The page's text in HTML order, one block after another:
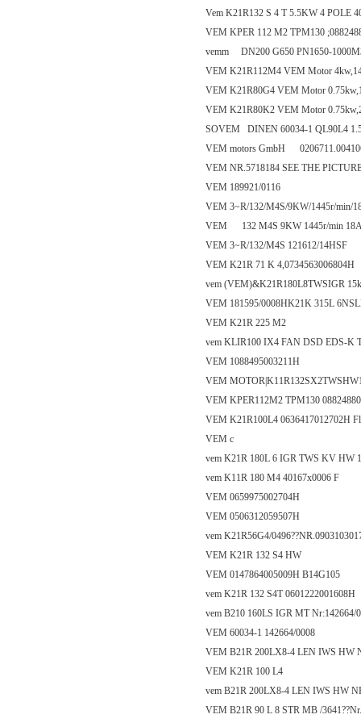
Vem K21R132 S 4 T 5.5KW 4 POLE
VEM KPER 112 M2 TPM130
vemm DN200 G650 PN1650-
VEM K21R112M4 VEM Motor
VEM K21R80G4 VEM Motor
VEM K21R80K2 VEM Motor
SOVEM DINEN 60034-1 QL90L4
VEM motors GmbH
VEM NR.5718184 SEE THE
VEM 189921/0116
VEM 3~R/132/M4S/9KW/1445r/min/
VEM 132 M4S 9KW 1445r/min 18A
VEM 3~R/132/M4S 121612/14HSF
VEM K21R 71 K 4,0734563006804H
vem (VEM)&K21R180L8TWSIGR
VEM 181595/0008HK21K 315L
VEM K21R 225 M2
vem KLIR100 IX4 FAN DSD EDS-K
VEM 1088495003211H
VEM
VEM KPER112M2 TPM130
VEM K21R100L4 0636417012702H
VEM c
vem K21R 180L 6 IGR TWS KV HW
vem K11R 180 M4 40167x0006 F
VEM 0659975002704H
VEM 0506312059507H
vem K21R56G4/
VEM K21R 132 S4 HW
VEM 0147864005009H B14G105
vem K21R 132 S4T 0601222001608H
vem B210 160LS IGR MT Nr:142664/
VEM 60034-1 142664/0008
VEM B21R 200LX8-4 LEN IWS HW
VEM K21R 100 L4
vem B21R 200LX8-4 LEN IWS HW
VEM B21R 90 L 8 STR MB /